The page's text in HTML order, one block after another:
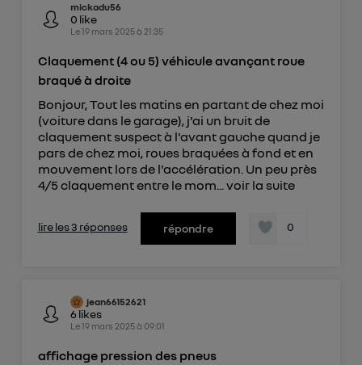
mickadu56
0 like
Le19 mars 2025à 21:35
Claquement (4 ou 5) véhicule avançant roue
braqué à droite
Bonjour, Tout les matins en partant de chez moi
(voiture dans le garage), j'ai un bruit de
claquement suspect à l'avant gauche quand je
pars de chez moi, roues braquées à fond et en
mouvement lors de l'accélération. Un peu près
4/5 claquement entre le mom...voir la suite
lire les 3 réponses répondre 0
jean66152621
6 likes
Le19 mars 2025à 09:01
affichage pression des pneus